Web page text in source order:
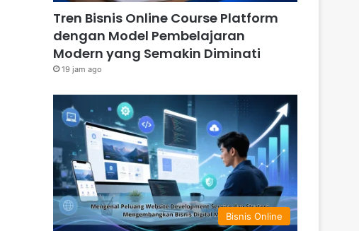
Tren Bisnis Online Course Platform
dengan Model Pembelajaran
Modern yang Semakin Diminati
19 jam ago
Bisnis Online